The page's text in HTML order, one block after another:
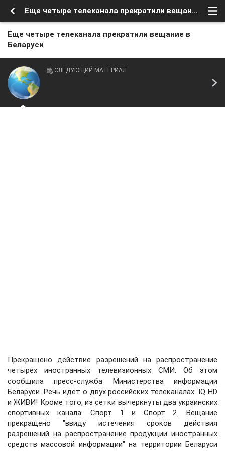
Еще четыре телеканала прекратили вещание в Беларуси
Еще четыре телеканала прекратили вещание в
Беларуси
СЛЕДУЮЩИЙ МАТЕРИАЛ
Прекращено действие разрешений на распространение
четырех иностранных телевизионных СМИ. Об этом
сообщила пресс-служба Министерства информации
Беларуси. Речь идет о двух российских телеканалах: IQ HD
и ЖИВИ! Кроме того, из сетки вычеркнуты два украинских
спортивных канала: Спорт 1 и Спорт 2. Вещание
прекращено "ввиду истечения сроков действия
разрешений на распространение продукции иностранных
средств массовой информации" на территории Беларуси